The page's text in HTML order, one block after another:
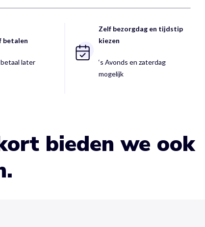
betalen
later
Zelf bezorgdag en tijdstip
kiezen
‘s Avonds en zaterdag
mogelijk
bieden we ook